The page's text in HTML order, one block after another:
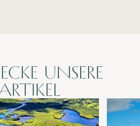
UNSERE